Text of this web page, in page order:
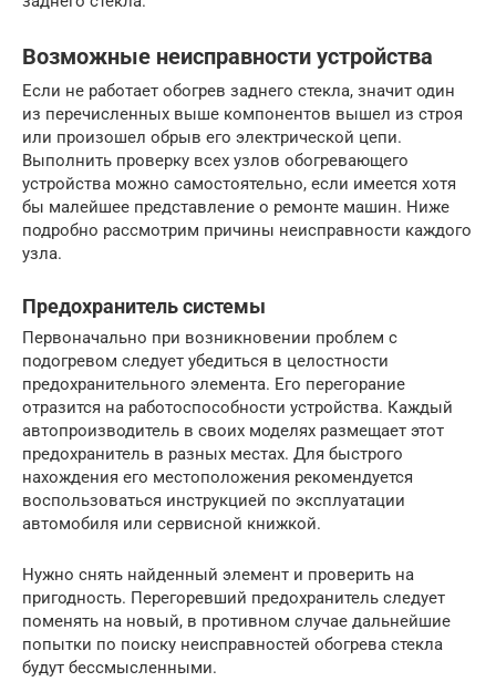
Возможные неисправности устройства
Если не работает обогрев заднего стекла, значит один
из перечисленных выше компонентов вышел из строя
или произошел обрыв его электрической цепи.
Выполнить проверку всех узлов обогревающего
устройства можно самостоятельно, если имеется хотя
бы малейшее представление о ремонте машин. Ниже
подробно рассмотрим причины неисправности каждого
узла.
Предохранитель системы
Первоначально при возникновении проблем с
подогревом следует убедиться в целостности
предохранительного элемента. Его перегорание
отразится на работоспособности устройства. Каждый
автопроизводитель в своих моделях размещает этот
предохранитель в разных местах. Для быстрого
нахождения его местоположения рекомендуется
воспользоваться инструкцией по эксплуатации
автомобиля или сервисной книжкой.
Нужно снять найденный элемент и проверить на
пригодность. Перегоревший предохранитель следует
поменять на новый, в противном случае дальнейшие
попытки по поиску неисправностей обогрева стекла
будут бессмысленными.